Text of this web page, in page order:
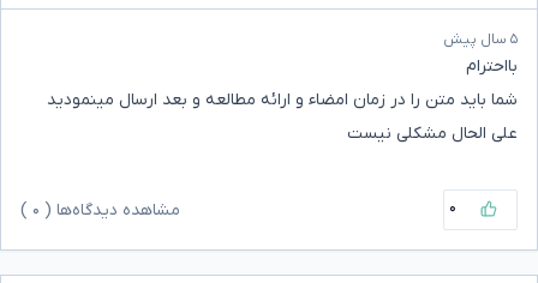
۵ سال پیش
بااحترام
شما باید متن را در زمان امضاء و ارائه مطالعه و بعد ارسال مینمودید
علی الحال مشکلی نیست
۰ مشاهده دیدگاه‌ها ( ۰